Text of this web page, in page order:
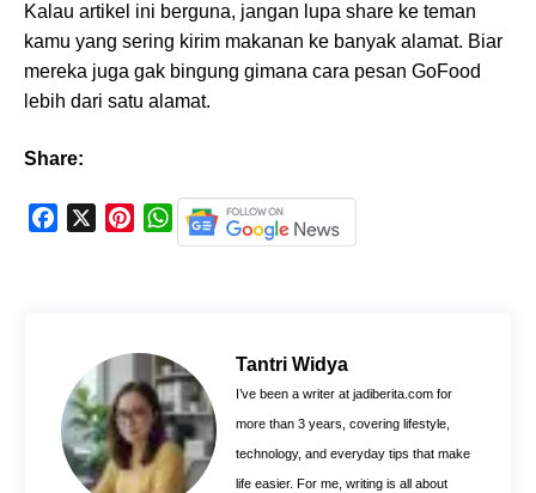
Kalau artikel ini berguna, jangan lupa share ke teman
kamu yang sering kirim makanan ke banyak alamat. Biar
mereka juga gak bingung gimana cara pesan GoFood
lebih dari satu alamat.
Share:
k
e
s
t
W
h
A
p
p
Tantri Widya
I’ve been a writer at jadiberita.com for
more than 3 years, covering lifestyle,
technology, and everyday tips that make
life easier. For me, writing is all about